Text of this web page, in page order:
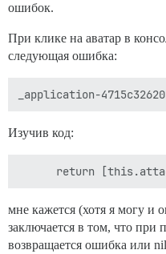
ошибок.
При клике на аватар в
следующая ошибка:
Изучив код:
мне кажется (хотя я могу и
заключается в том, что при
возвращается ошибка или